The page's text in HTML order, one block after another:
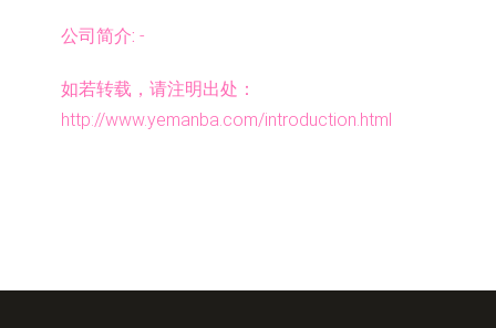
公司简介: -
如若转载，请注明出处：
http://www.yemanba.com/introduction.html